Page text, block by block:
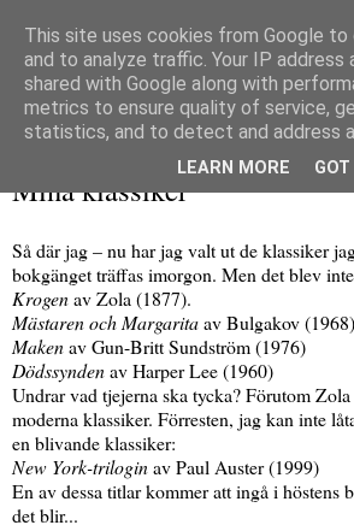
Mina klassiker
Så där jag – nu har jag valt ut de klassiker
bokgänget träffas imorgon. Men det blev
Krogenav Zola (1877).
Mästaren och Margaritaav Bulgakov (1968)
Makenav Gun-Britt Sundström (1976)
Dödssyndenav Harper Lee (1960)
Undrar vad tjejerna ska tycka? Förutom
moderna klassiker. Förresten, jag kan inte
en blivande klassiker:
New York-triloginav Paul Auster (1999)
En av dessa titlar kommer att ingå i höstens
det blir...
This site uses cookies from Google
and to analyze traffic. Your IP address
shared with Google along with
metrics to ensure quality of service,
statistics, and to detect and address
LEARN MORE